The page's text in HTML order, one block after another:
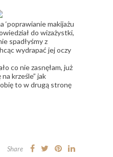
‘poprawianie makijażu
do wizażystki,
spadłyśmy z
wydrapać jej oczy
co nie zasnęłam, już
na krześle” jak
to w drugą stronę
Share